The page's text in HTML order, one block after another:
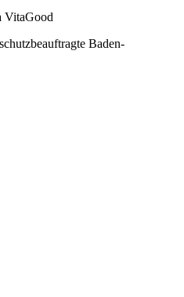
VitaGood
Baden-